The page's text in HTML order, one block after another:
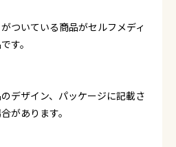
ついている商品がセルフメディ
す。
デザイン、パッケージに記載さ
があります。